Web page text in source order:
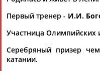
Первый тренер - И.И.
Участница Олимпийских
Серебряный призер
катании.